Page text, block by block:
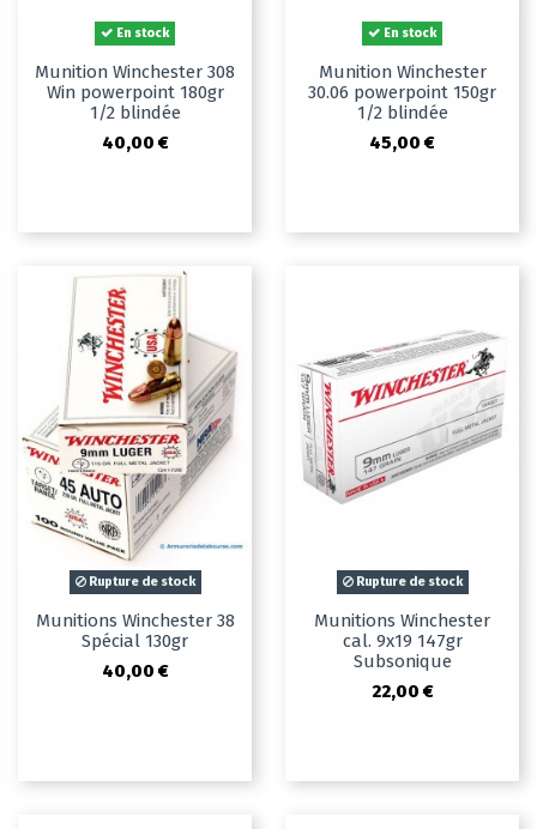
En stock
Munition Winchester 308
Win powerpoint 180gr
1/2 blindée
40,00 €
En stock
Munition Winchester
30.06 powerpoint 150gr
1/2 blindée
45,00 €
Rupture de stock
Munitions Winchester 38
Spécial 130gr
40,00 €
Rupture de stock
Munitions Winchester
cal. 9x19 147gr
Subsonique
22,00 €